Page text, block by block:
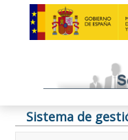
Sistema de